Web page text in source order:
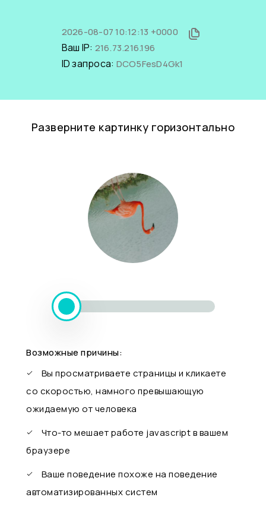
2026-08-07 10:12:13 +0000
Ваш IP: 216.73.216.196
ID запроса: DCO5FesD4Gk1
Разверните картинку горизонтально
Возможные причины:
Вы просматриваете страницы и кликаете
со скоростью, намного превышающую
ожидаемую от человека
Что-то мешает работе javascript в вашем
браузере
Ваше поведение похоже на поведение
автоматизированных систем